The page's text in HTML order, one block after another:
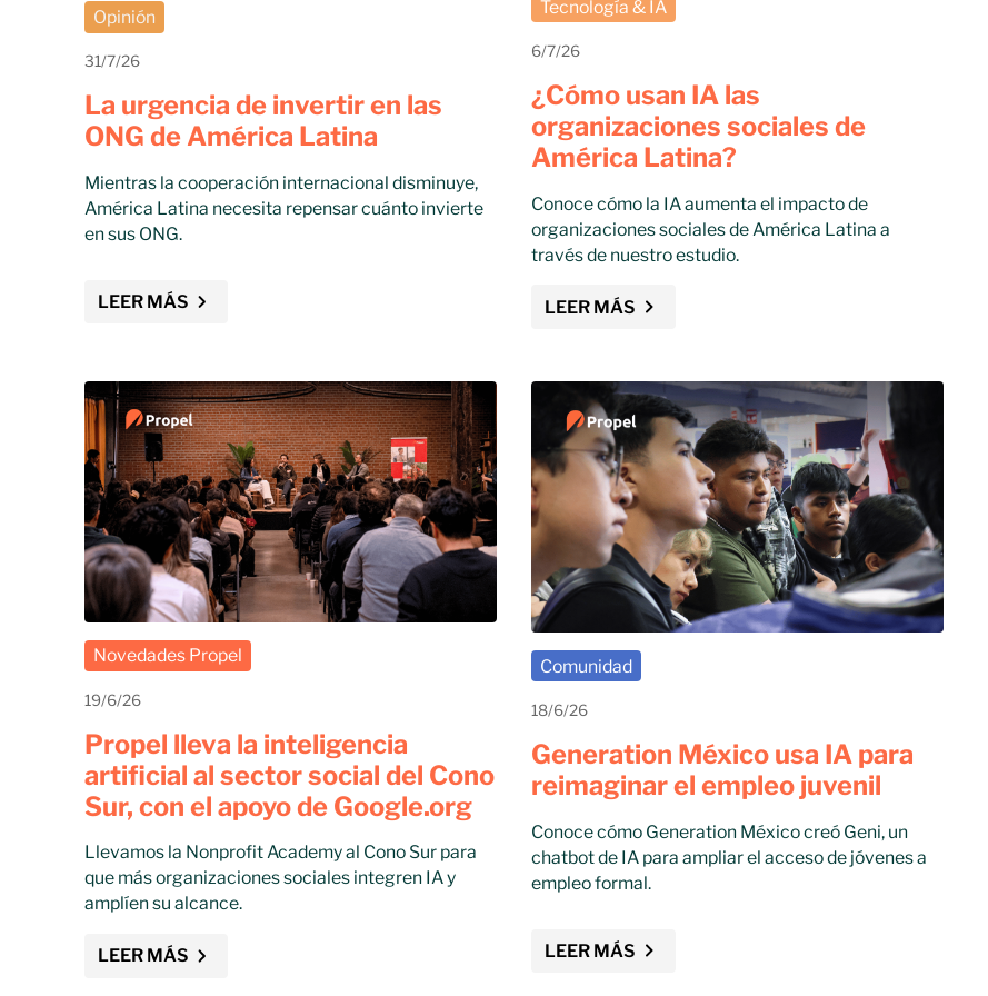
Opinión
31/7/26
La urgencia de invertir en las
ONG de América Latina
Mientras la cooperación internacional disminuye,
América Latina necesita repensar cuánto invierte
en sus ONG.
LEER MÁS
Tecnología & IA
6/7/26
¿Cómo usan IA las
organizaciones sociales de
América Latina?
Conoce cómo la IA aumenta el impacto de
organizaciones sociales de América Latina a
través de nuestro estudio.
LEER MÁS
Novedades Propel
19/6/26
Propel lleva la inteligencia
artificial al sector social del Cono
Sur, con el apoyo de Google.org
Llevamos la Nonprofit Academy al Cono Sur para
que más organizaciones sociales integren IA y
amplíen su alcance.
LEER MÁS
Comunidad
18/6/26
Generation México usa IA para
reimaginar el empleo juvenil
Conoce cómo Generation México creó Geni, un
chatbot de IA para ampliar el acceso de jóvenes a
empleo formal.
LEER MÁS